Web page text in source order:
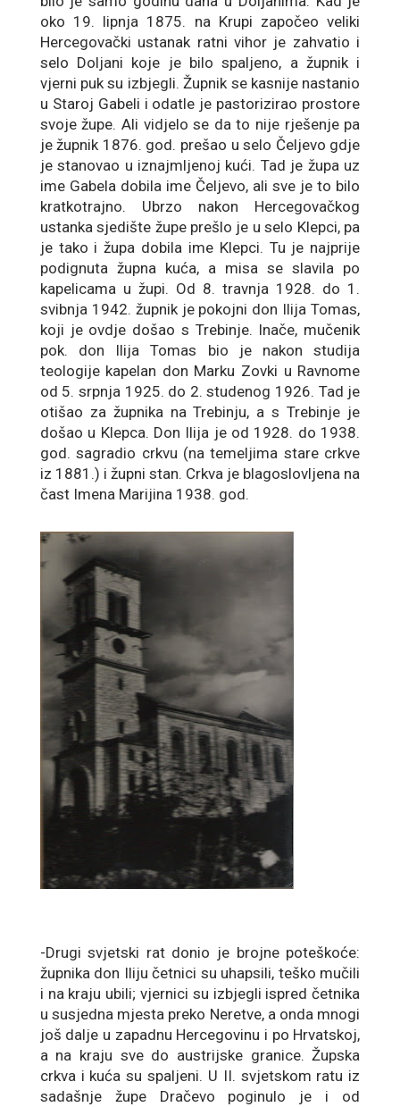
oko 19. lipnja 1875. na Krupi započeo veliki
Hercegovački ustanak ratni vihor je zahvatio i
selo Doljani koje je bilo spaljeno, a župnik i
vjerni puk su izbjegli. Župnik se kasnije nastanio
u Staroj Gabeli i odatle je pastorizirao prostore
svoje župe. Ali vidjelo se da to nije rješenje pa
je župnik 1876. god. prešao u selo Čeljevo gdje
je stanovao u iznajmljenoj kući. Tad je župa uz
ime Gabela dobila ime Čeljevo, ali sve je to bilo
kratkotrajno. Ubrzo nakon Hercegovačkog
ustanka sjedište župe prešlo je u selo Klepci, pa
je tako i župa dobila ime Klepci. Tu je najprije
podignuta župna kuća, a misa se slavila po
kapelicama u župi. Od 8. travnja 1928. do 1.
svibnja 1942. župnik je pokojni don Ilija Tomas,
koji je ovdje došao s Trebinje. Inače, mučenik
pok. don Ilija Tomas bio je nakon studija
teologije kapelan don Marku Zovki u Ravnome
od 5. srpnja 1925. do 2. studenog 1926. Tad je
otišao za župnika na Trebinju, a s Trebinje je
došao u Klepca. Don Ilija je od 1928. do 1938.
god. sagradio crkvu (na temeljima stare crkve
iz 1881.) i župni stan. Crkva je blagoslovljena na
čast Imena Marijina 1938. god.
-Drugi svjetski rat donio je brojne poteškoće:
župnika don Iliju četnici su uhapsili, teško mučili
i na kraju ubili; vjernici su izbjegli ispred četnika
u susjedna mjesta preko Neretve, a onda mnogi
još dalje u zapadnu Hercegovinu i po Hrvatskoj,
a na kraju sve do austrijske granice. Župska
crkva i kuća su spaljeni. U II. svjetskom ratu iz
sadašnje župe Dračevo poginulo je i od